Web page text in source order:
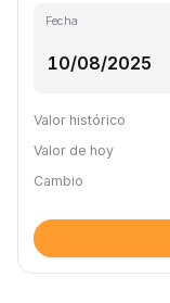
Fecha
Valor histórico
Valor de hoy
Cambio